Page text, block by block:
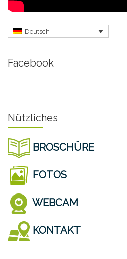
Deutsch
Facebook
Nützliches
BROSCHÜRE
FOTOS
WEBCAM
KONTAKT